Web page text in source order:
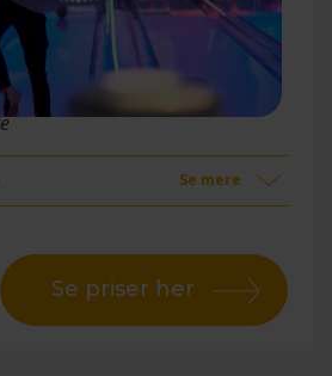
Se mere
Se priser her